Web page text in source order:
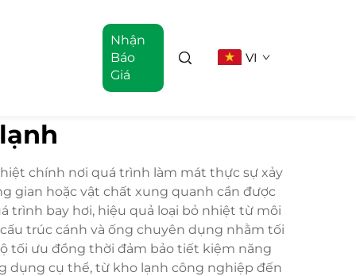
Nhận
Báo
Giá
VI
chính nơi quá trình làm mát thực sự xảy
gian hoặc vật chất xung quanh cần được
trình bay hơi, hiệu quả loại bỏ nhiệt từ môi
trúc cánh và ống chuyên dụng nhằm tối
tối ưu đồng thời đảm bảo tiết kiệm năng
dụng cụ thể, từ kho lạnh công nghiệp đến